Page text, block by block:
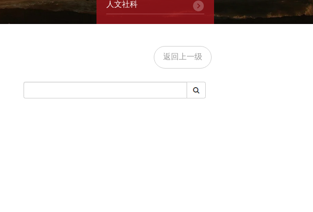
人文社科
返回上一级